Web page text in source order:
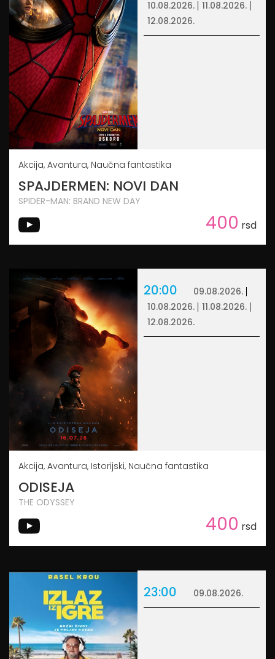
10.08.2026.
11.08.2026.
12.08.2026.
Akcija, Avantura, Naučna fantastika
SPAJDERMEN: NOVI DAN
SPIDER-MAN: BRAND NEW DAY
400 rsd
20:00
09.08.2026.
10.08.2026.
11.08.2026.
12.08.2026.
Akcija, Avantura, Istorijski, Naučna fantastika
ODISEJA
THE ODYSSEY
400 rsd
23:00 09.08.2026.